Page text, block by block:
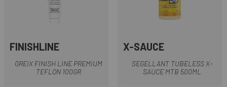
FINISHLINE
GREIX FINISH LINE PREMIUM
TEFLON 100GR
X-SAUCE
SEGELLANT TUBELESS X-
SAUCE MTB 500ML